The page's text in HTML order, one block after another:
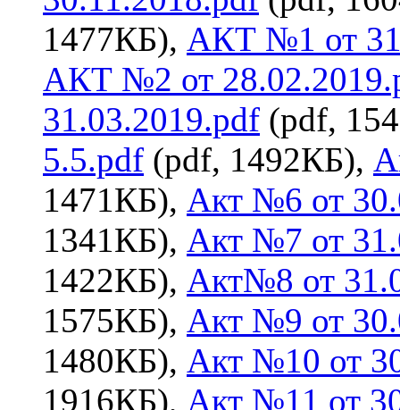
1477КБ), АКТ №1 от
АКТ №2 от
31.03.2019.pdf (pdf,
5.5.pdf (pdf, 1492КБ),
1471КБ), Акт №6 от
1341КБ), Акт №7 от
1422КБ), Акт№8 от
1575КБ), Акт №9 от
1480КБ), Акт №10 от
1916КБ), Акт №11 от